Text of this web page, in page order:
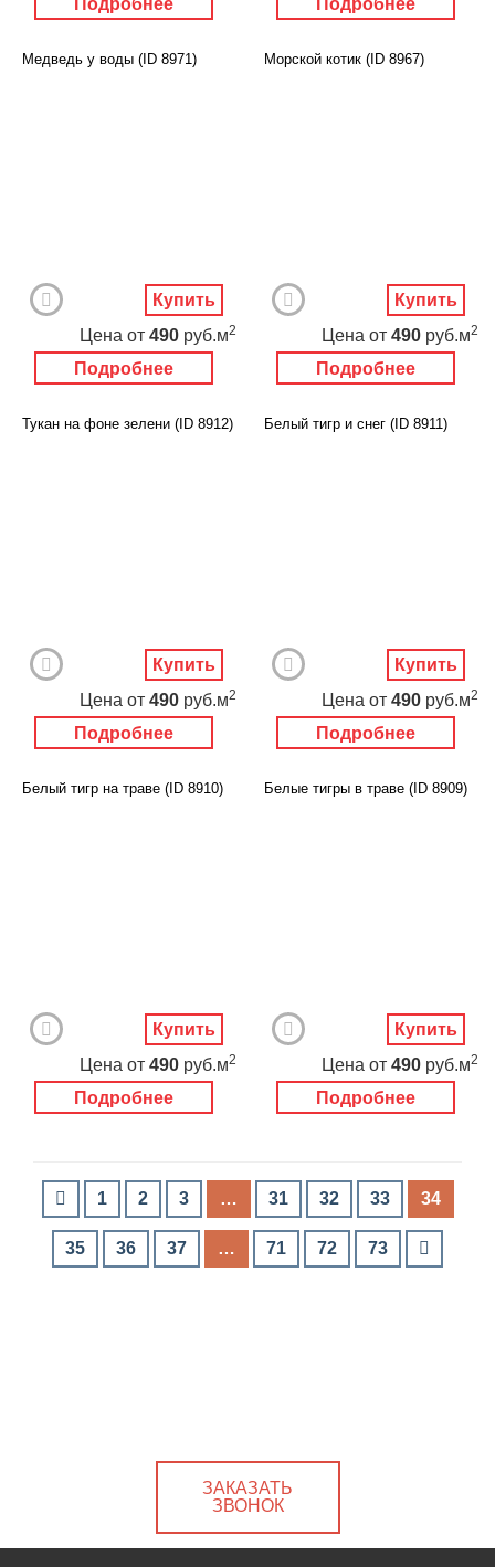
Медведь у воды (ID 8971)
Подробнее
Цена от 490 руб.м2
Купить
Морской котик (ID 8967)
Подробнее
Цена от 490 руб.м2
Купить
Тукан на фоне зелени (ID 8912)
Подробнее
Цена от 490 руб.м2
Купить
Белый тигр и снег (ID 8911)
Подробнее
Цена от 490 руб.м2
Купить
Белый тигр на траве (ID 8910)
Подробнее
Цена от 490 руб.м2
Купить
Белые тигры в траве (ID 8909)
Подробнее
Цена от 490 руб.м2
Купить
1 2 3 … 31 32 33 34
35 36 37 … 71 72 73
ЗАКАЗАТЬ
ЗВОНОК